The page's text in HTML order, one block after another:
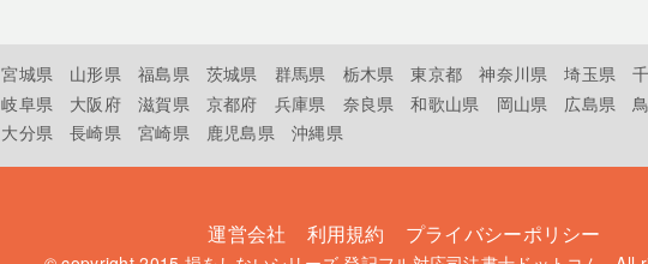
宮城県 山形県 福島県 茨城県 群馬県 栃木県 東京都 神奈川県 埼玉県
岐阜県 大阪府 滋賀県 京都府 兵庫県 奈良県 和歌山県 岡山県 広島県
大分県 長崎県 宮崎県 鹿児島県 沖縄県
運営会社 利用規約 プライバシーポリシー